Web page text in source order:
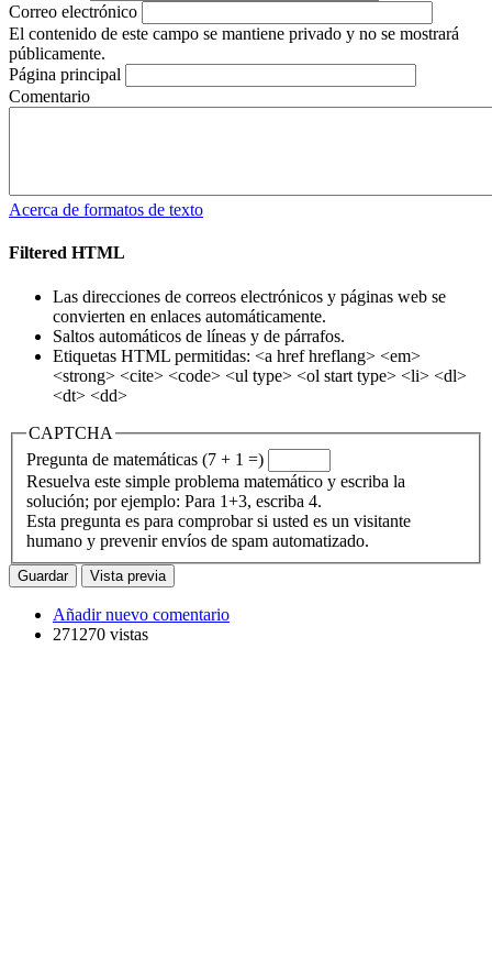
Correo electrónico
El contenido de este campo se mantiene privado y no se mostrará
públicamente.
Página principal
Comentario
Acerca de formatos de texto
Filtered HTML
Las direcciones de correos electrónicos y páginas web se
convierten en enlaces automáticamente.
Saltos automáticos de líneas y de párrafos.
Etiquetas HTML permitidas: <a href hreflang> <em>
<strong> <cite> <code> <ul type> <ol start type> <li> <dl>
<dt> <dd>
CAPTCHA
Pregunta de matemáticas (7 + 1 =)
Resuelva este simple problema matemático y escriba la
solución; por ejemplo: Para 1+3, escriba 4.
Esta pregunta es para comprobar si usted es un visitante
humano y prevenir envíos de spam automatizado.
Añadir nuevo comentario
271270 vistas